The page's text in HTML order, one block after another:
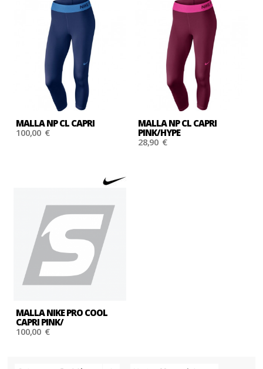
MALLA NP CL CAPRI
100,00 €
MALLA NP CL CAPRI
PINK/HYPE
28,90 €
MALLA NIKE PRO COOL
CAPRI PINK/
100,00 €